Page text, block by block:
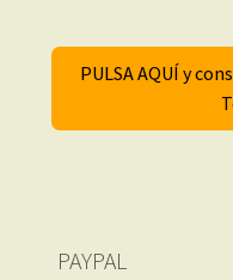
PULSA AQUÍ y
PAYPAL